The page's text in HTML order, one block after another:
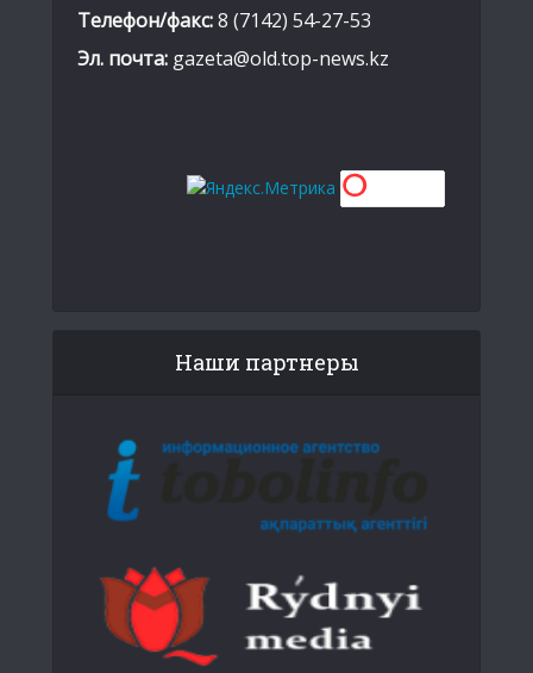
Телефон/факс:8 (7142) 54-27-53
Эл. почта: gazeta@old.top-news.kz
Наши партнеры